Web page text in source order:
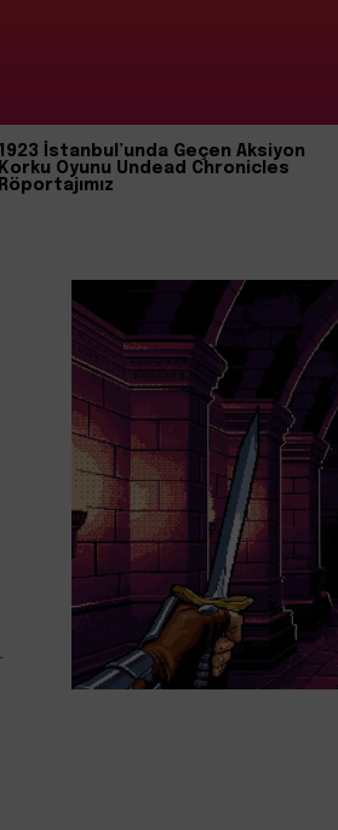
1923 İstanbul’unda Geçen Aksiyon
Korku Oyunu Undead Chronicles
Röportajımız